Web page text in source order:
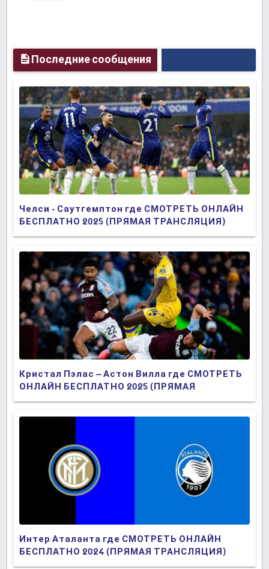
Последние сообщения
Челси - Саутгемптон где СМОТРЕТЬ ОНЛАЙН
БЕСПЛАТНО 2025 (ПРЯМАЯ ТРАНСЛЯЦИЯ)
Кристал Пэлас – Астон Вилла где СМОТРЕТЬ
ОНЛАЙН БЕСПЛАТНО 2025 (ПРЯМАЯ
ТРАНСЛЯЦИЯ)
Интер Аталанта где СМОТРЕТЬ ОНЛАЙН
БЕСПЛАТНО 2024 (ПРЯМАЯ ТРАНСЛЯЦИЯ)